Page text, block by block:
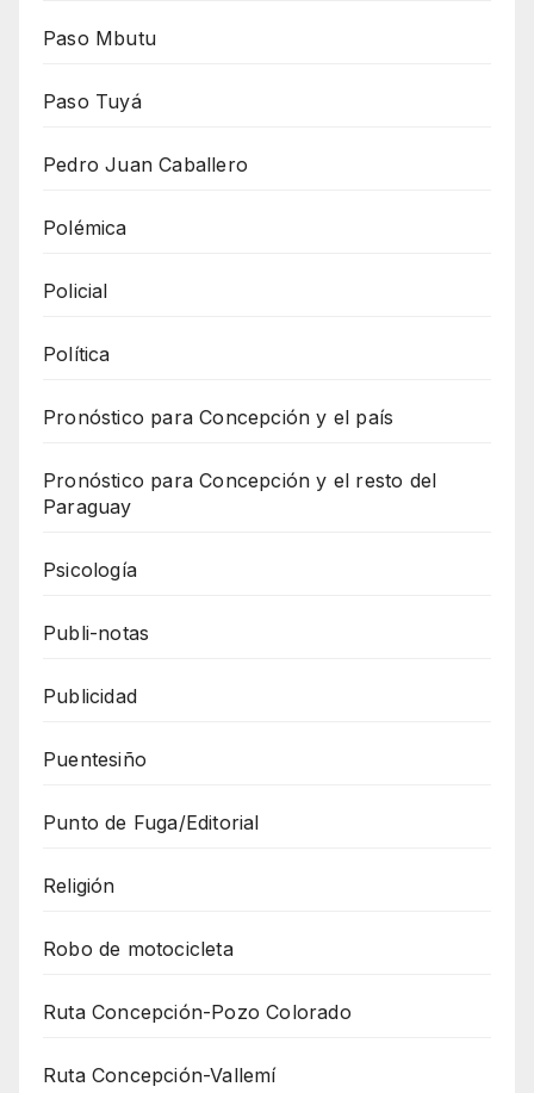
Paso Mbutu
Paso Tuyá
Pedro Juan Caballero
Polémica
Policial
Política
Pronóstico para Concepción y el país
Pronóstico para Concepción y el resto del
Paraguay
Psicología
Publi-notas
Publicidad
Puentesiño
Punto de Fuga/Editorial
Religión
Robo de motocicleta
Ruta Concepción-Pozo Colorado
Ruta Concepción-Vallemí